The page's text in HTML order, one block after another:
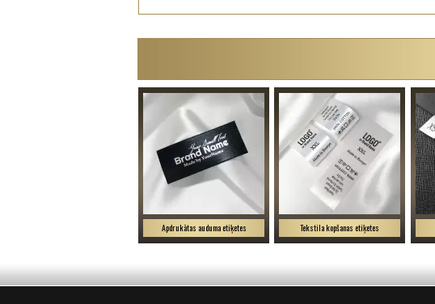
Apdrukātas auduma etiķetes Tekstila kopšanas etiķetes